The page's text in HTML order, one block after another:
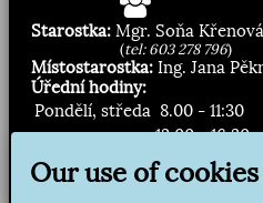
Starostka: Mgr. Soňa Křenová
(tel: 603 278 796)
Místostarostka: Ing. Jana
Úřední hodiny:
Pondělí, středa 8.00 - 11:30
13:00 - 16:30
Our use of cookies